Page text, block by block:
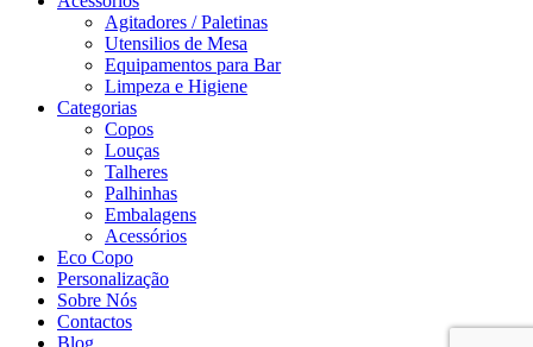
Agitadores / Paletinas
Utensilios de Mesa
Equipamentos para Bar
Limpeza e Higiene
Categorias
Copos
Louças
Talheres
Palhinhas
Embalagens
Acessórios
Eco Copo
Personalização
Sobre Nós
Contactos
Blog